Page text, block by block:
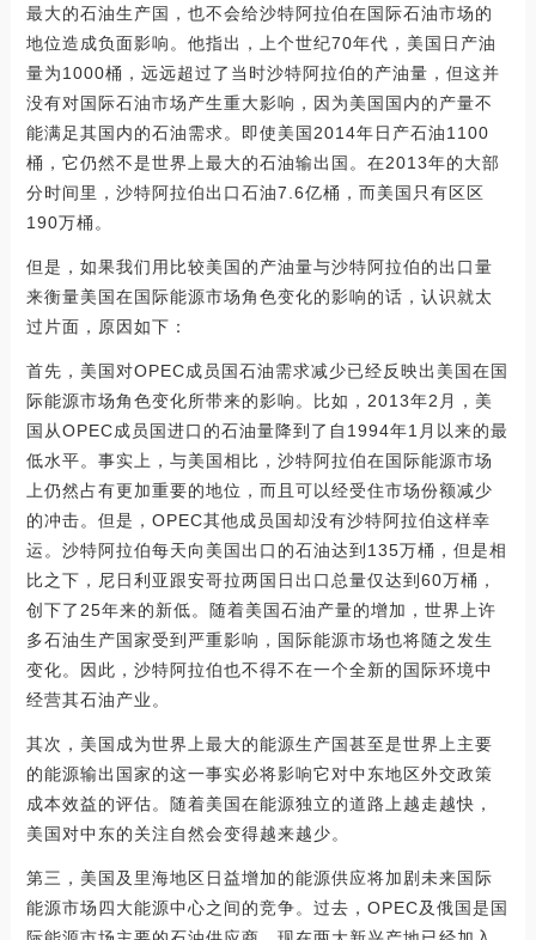
最大的石油生产国，也不会给沙特阿拉伯在国际石油市场的
地位造成负面影响。他指出，上个世纪70年代，美国日产油
量为1000桶，远远超过了当时沙特阿拉伯的产油量，但这并
没有对国际石油市场产生重大影响，因为美国国内的产量不
能满足其国内的石油需求。即使美国2014年日产石油1100
桶，它仍然不是世界上最大的石油输出国。在2013年的大部
分时间里，沙特阿拉伯出口石油7.6亿桶，而美国只有区区
190万桶。
但是，如果我们用比较美国的产油量与沙特阿拉伯的出口量
来衡量美国在国际能源市场角色变化的影响的话，认识就太
过片面，原因如下：
首先，美国对OPEC成员国石油需求减少已经反映出美国在国
际能源市场角色变化所带来的影响。比如，2013年2月，美
国从OPEC成员国进口的石油量降到了自1994年1月以来的最
低水平。事实上，与美国相比，沙特阿拉伯在国际能源市场
上仍然占有更加重要的地位，而且可以经受住市场份额减少
的冲击。但是，OPEC其他成员国却没有沙特阿拉伯这样幸
运。沙特阿拉伯每天向美国出口的石油达到135万桶，但是相
比之下，尼日利亚跟安哥拉两国日出口总量仅达到60万桶，
创下了25年来的新低。随着美国石油产量的增加，世界上许
多石油生产国家受到严重影响，国际能源市场也将随之发生
变化。因此，沙特阿拉伯也不得不在一个全新的国际环境中
经营其石油产业。
其次，美国成为世界上最大的能源生产国甚至是世界上主要
的能源输出国家的这一事实必将影响它对中东地区外交政策
成本效益的评估。随着美国在能源独立的道路上越走越快，
美国对中东的关注自然会变得越来越少。
第三，美国及里海地区日益增加的能源供应将加剧未来国际
能源市场四大能源中心之间的竞争。过去，OPEC及俄国是国